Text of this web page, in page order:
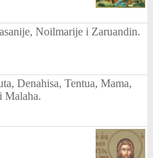
Noilmarije i Zaruandin.
Denahisa, Tentua, Mama,
Malaha.